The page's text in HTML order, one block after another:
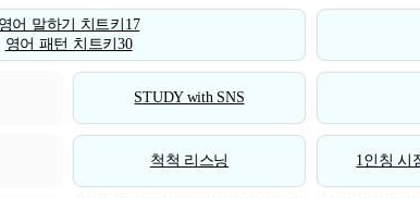
영어 말하기 치트키17
영어 패턴 치트키30
STUDY with SNS
척척 리스닝 1인칭 시